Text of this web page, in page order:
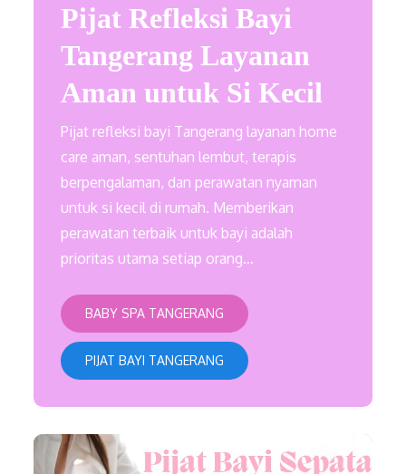
Pijat Refleksi Bayi
Tangerang Layanan
Aman untuk Si Kecil
Pijat refleksi bayi Tangerang layanan home
care aman, sentuhan lembut, terapis
berpengalaman, dan perawatan nyaman
untuk si kecil di rumah. Memberikan
perawatan terbaik untuk bayi adalah
prioritas utama setiap orang…
BABY SPA TANGERANG
PIJAT BAYI TANGERANG